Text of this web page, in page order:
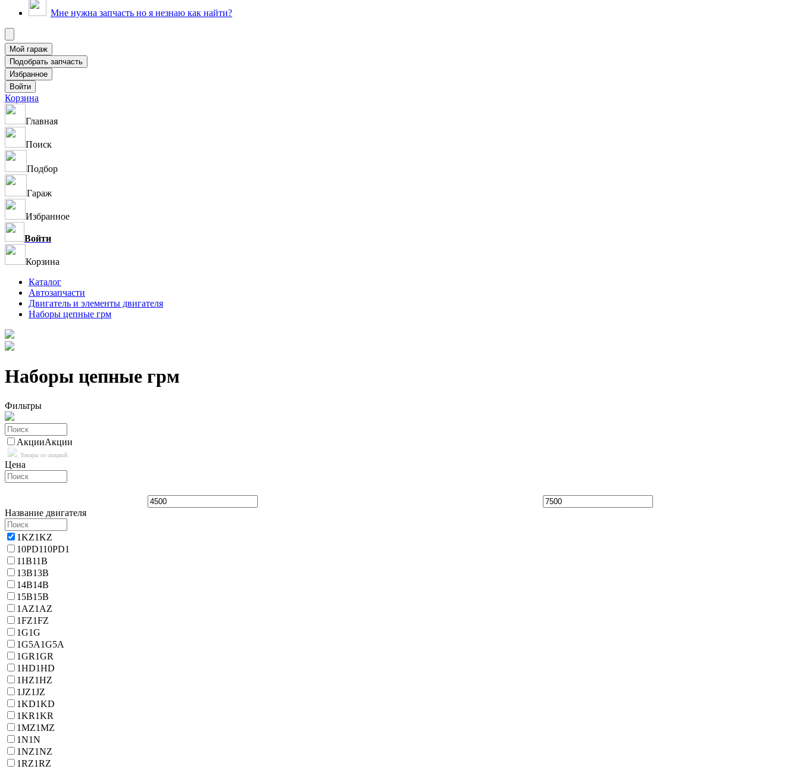
Мне нужна запчасть но я незнаю как найти?
Корзина
Главная
Поиск
Подбор
Гараж
Избранное
Войти
Корзина
Каталог
Автозапчасти
Двигатель и элементы двигателя
Наборы цепные грм
Наборы цепные грм
Фильтры
АкцииАкции
Товары со скидкой
Цена
Название двигателя
1KZ1KZ
10PD110PD1
11B11B
13B13B
14B14B
15B15B
1AZ1AZ
1FZ1FZ
1G1G
1G5A1G5A
1GR1GR
1HD1HD
1HZ1HZ
1JZ1JZ
1KD1KD
1KR1KR
1MZ1MZ
1N1N
1NZ1NZ
1RZ1RZ